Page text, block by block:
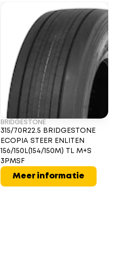
BRIDGESTONE
315/70R22.5 BRIDGESTONE
ECOPIA STEER ENLITEN
156/150L(154/150M) TL M+S
3PMSF
Meer informatie